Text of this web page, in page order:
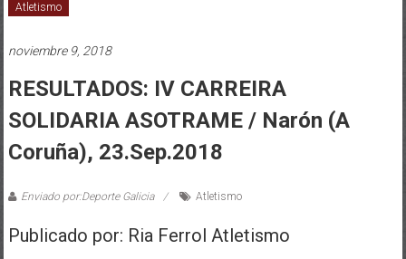
Atletismo
noviembre 9, 2018
RESULTADOS: IV CARREIRA
SOLIDARIA ASOTRAME / Narón (A
Coruña), 23.Sep.2018
Enviado por:Deporte Galicia Atletismo
Publicado por: Ria Ferrol Atletismo